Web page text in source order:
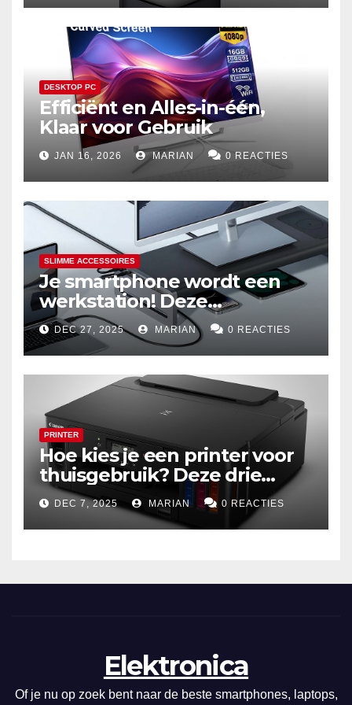
DESKTOP PC
Efficiënt en Alles-in-één,
Klaar voor Gebruik
JAN 16, 2026 MARIAN 0 REACTIES
SLIMME ACCESSOIRES
Je smartphone wordt een
werkstation! Deze
dockingstations zijn het
waard om te kopen
DEC 27, 2025 MARIAN 0 REACTIES
PRINTER
Hoe kies je een printer voor
thuisgebruik? Deze drie
draadloze modellen zijn écht
zuinig en indrukwekkend
DEC 7, 2025 MARIAN 0 REACTIES
Elektronica
Of je nu op zoek bent naar de beste smartphones, laptops,